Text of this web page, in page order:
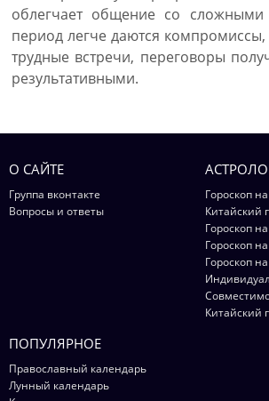
облегчает общение со
период легче даются
трудные встречи, переговоры
результативными.
О САЙТЕ
Группа вконтакте
Вопросы и ответы
Гороскоп
Китайский
Гороскоп
Гороскоп
Гороскоп
Китайский
ПОПУЛЯРНОЕ
Православный календарь
Лунный календарь